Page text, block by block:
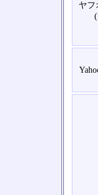
ヤフ